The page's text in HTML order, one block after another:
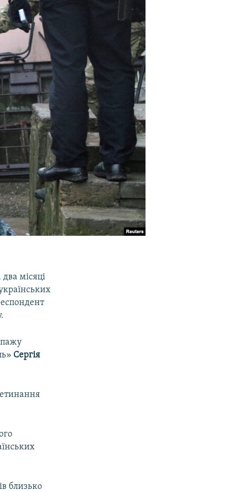
місяці
Сергія
близько